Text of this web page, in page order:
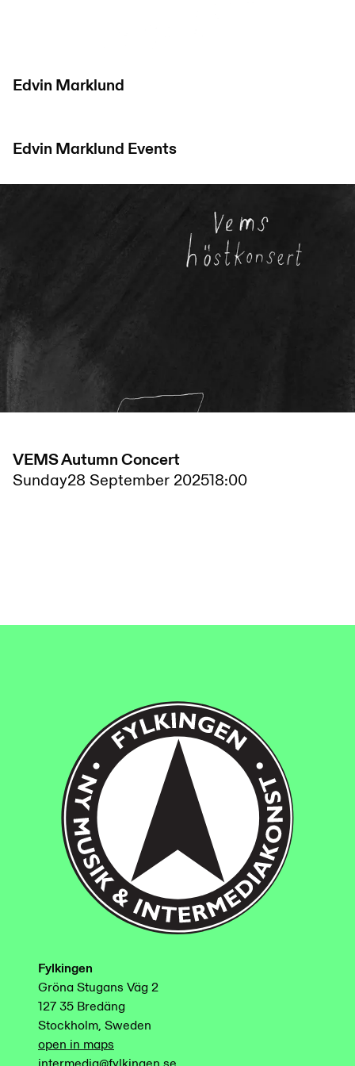
Edvin Marklund
Edvin Marklund Events
VEMS Autumn Concert
Sunday28 September 202518:00
Fylkingen
Gröna Stugans Väg 2
127 35 Bredäng
Stockholm, Sweden
open in maps